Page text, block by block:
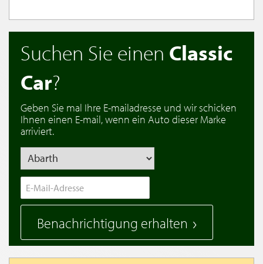
Suchen Sie einen Classic
Car?
Geben Sie mal Ihre E-mailadresse und wir schicken
Ihnen einen E-mail, wenn ein Auto dieser Marke
arriviert.
Benachrichtigung erhalten